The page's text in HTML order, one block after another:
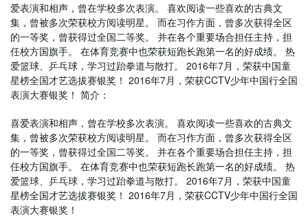
爱表演和相声，曾在学校多次表演。 喜欢阅读一些喜欢的古典文
集，曾被多次荣获校方阅读明星。 而在习作方面，曾多次获得全区
的一等奖，曾获得过全国二等奖。 并在各个重要场合担任主持，担
任校方国旗手。 在体育竞赛中也荣获短跑长跑第一名的好成绩。 热
爱篮球、乒乓球，学习过跆拳道与散打。 2016年7月，荣获中国童
星榜全国才艺选拔赛银奖！ 2016年7月，荣获CCTV少年中国行全国
表演大赛银奖！ 简介：
喜爱表演和相声，曾在学校多次表演。 喜欢阅读一些喜欢的古典文
集，曾被多次荣获校方阅读明星。 而在习作方面，曾多次获得全区
的一等奖，曾获得过全国二等奖。 并在各个重要场合担任主持，担
任校方国旗手。 在体育竞赛中也荣获短跑长跑第一名的好成绩。 热
爱篮球、乒乓球，学习过跆拳道与散打。 2016年7月，荣获中国童
星榜全国才艺选拔赛银奖！ 2016年7月，荣获CCTV少年中国行全国
表演大赛银奖！